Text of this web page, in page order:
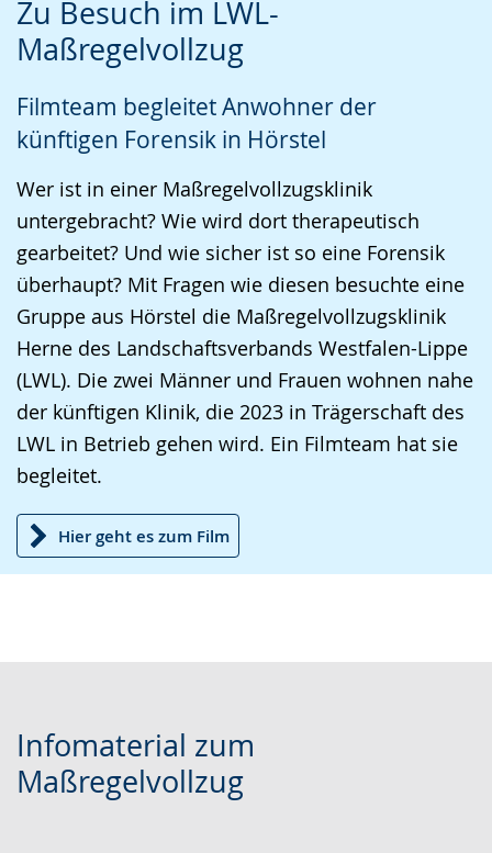
Zu Besuch im LWL-
Maßregelvollzug
Filmteam begleitet Anwohner der
künftigen Forensik in Hörstel
Wer ist in einer Maßregelvollzugsklinik
untergebracht? Wie wird dort therapeutisch
gearbeitet? Und wie sicher ist so eine Forensik
überhaupt? Mit Fragen wie diesen besuchte eine
Gruppe aus Hörstel die Maßregelvollzugsklinik
Herne des Landschaftsverbands Westfalen-Lippe
(LWL). Die zwei Männer und Frauen wohnen nahe
der künftigen Klinik, die 2023 in Trägerschaft des
LWL in Betrieb gehen wird. Ein Filmteam hat sie
begleitet.
Hier geht es zum Film
Sprache
wechseln.
Unterstützung.
in
Deutscher
wird
angezeigt.
Infomaterial zum
Maßregelvollzug